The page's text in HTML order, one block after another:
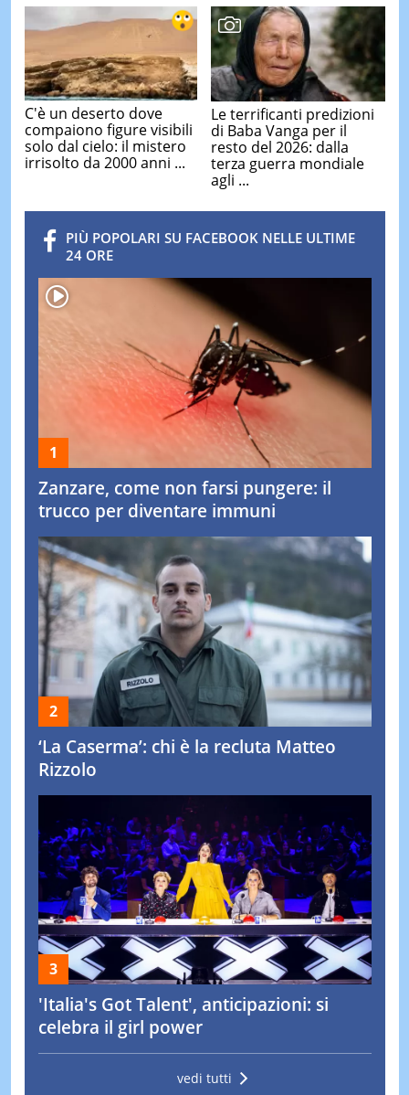
C'è un deserto dove
compaiono figure visibili
solo dal cielo: il mistero
irrisolto da 2000 anni ...
Le terrificanti predizioni
di Baba Vanga per il
resto del 2026: dalla
terza guerra mondiale
agli ...
PIÙ POPOLARI SU FACEBOOK NELLE ULTIME
24 ORE
Zanzare, come non farsi pungere: il
trucco per diventare immuni
‘La Caserma’: chi è la recluta Matteo
Rizzolo
'Italia's Got Talent', anticipazioni: si
celebra il girl power
vedi tutti